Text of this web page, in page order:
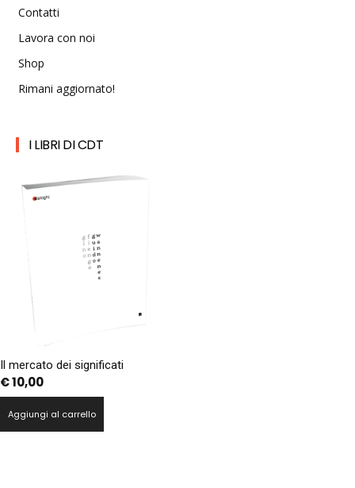
Contatti
Lavora con noi
Shop
Rimani aggiornato!
I LIBRI DI CDT
Il mercato dei significati
€10,00
Aggiungi al carrello